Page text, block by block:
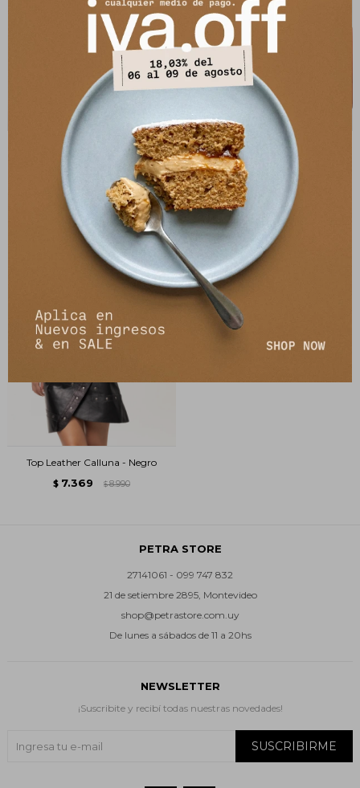
Top Corto Tach - Leather - Negro Top Leather Nina - Negro
$
Top Leather Calluna - Negro
$ 7.369 $ 8.990
PETRA STORE
27141061 - 099 747 832
21 de setiembre 2895, Montevideo
shop@petrastore.com.uy
De lunes a sábados de 11 a 20hs
NEWSLETTER
¡Suscribite y recibí todas nuestras novedades!
SUSCRIBIRME